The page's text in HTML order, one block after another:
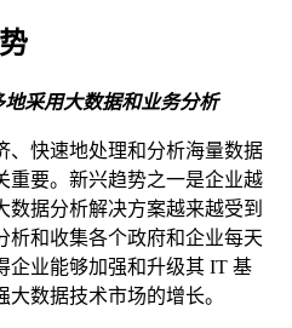
采用大数据和业务分析
、快速地处理和分析海量数据
重要。新兴趋势之一是企业越
据分析解决方案越来越受到
析和收集各个政府和企业每天
企业能够加强和升级其 IT 基
数据技术市场的增长。